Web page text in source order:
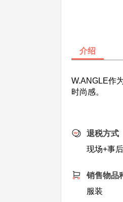
介绍
W.ANGLE作
时尚感。
退税方式
现场+事后
销售物品
服装